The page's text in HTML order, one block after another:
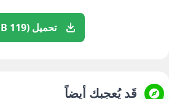
تحميل (119 MB)
قَد يُعجبك أيضاً